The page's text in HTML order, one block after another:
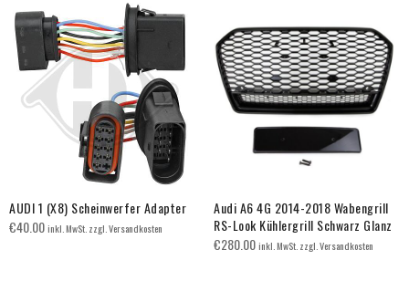
AUDI 1 (X8) Scheinwerfer Adapter
€40.00inkl. MwSt. zzgl. Versandkosten
Audi A6 4G 2014-2018 Wabengrill
RS-Look Kühlergrill Schwarz Glanz
€280.00inkl. MwSt. zzgl. Versandkosten